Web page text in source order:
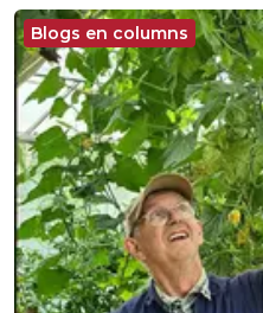
Blogs en columns